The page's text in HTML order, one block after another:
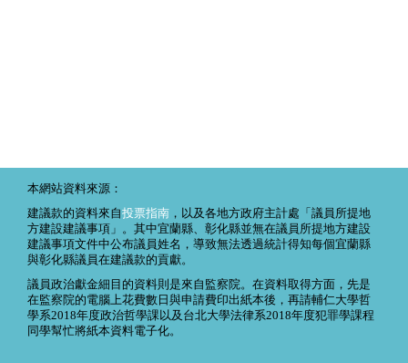
本網站資料來源：
建議款的資料來自投票指南 ，以及各地方政府主計處「議員所提地
方建設建議事項」。其中宜蘭縣、彰化縣並無在議員所提地方建設
建議事項文件中公布議員姓名，導致無法透過統計得知每個宜蘭縣
與彰化縣議員在建議款的貢獻。
議員政治獻金細目的資料則是來自監察院。在資料取得方面，先是
在監察院的電腦上花費數日與申請費印出紙本後，再請輔仁大學哲
學系2018年度政治哲學課以及台北大學法律系2018年度犯罪學課程
同學幫忙將紙本資料電子化。